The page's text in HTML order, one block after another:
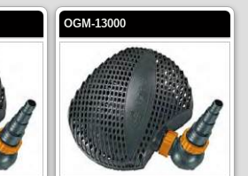
OGM-13000